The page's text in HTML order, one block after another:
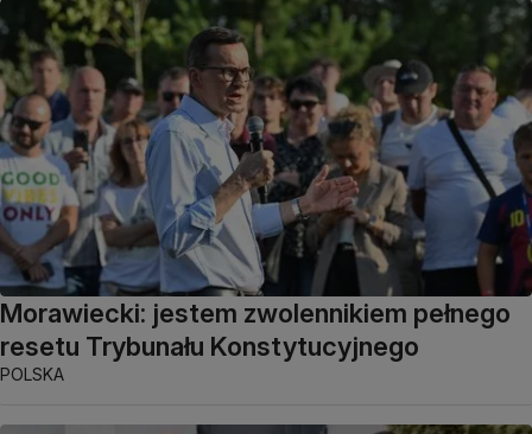
Morawiecki: jestem zwolennikiem pełnego
resetu Trybunału Konstytucyjnego
POLSKA